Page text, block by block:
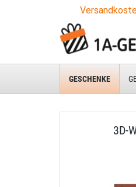
GESCHENKE
3D-